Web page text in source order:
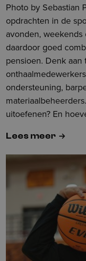
Photo by Sebastian
opdrachten in de
avonden,
daardoor goed
pensioen. Denk aan
ondersteuning,
uitoefenen? En
Lees meer